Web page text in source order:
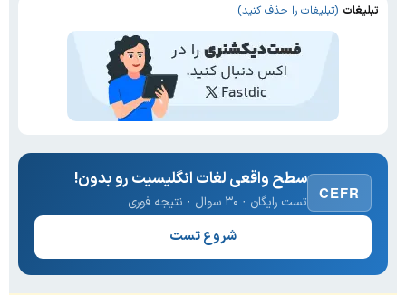
تبلیغات (تبلیغات را حذف کنید)
CEFR
سطح واقعی لغات انگلیسیت رو بدون!
تست رایگان · ۳۰ سوال · نتیجه فوری
شروع تست